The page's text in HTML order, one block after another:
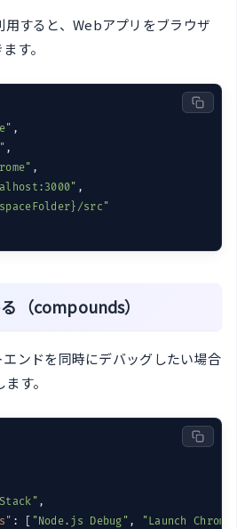
すると、Webアプリをブラウザ
す。
,
,
,
,
src"
（compounds）
ンドを同時にデバッグしたい場合
す。
,
: [ "Node.js Debug" ,
"Launch